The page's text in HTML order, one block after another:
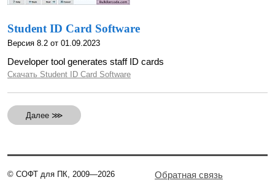
Student ID Card Software
Версия 8.2 от 01.09.2023
Developer tool generates staff ID cards
Скачать Student ID Card Software
Далее ⋙
© СОФТ для ПК, 2009—2026
Обратная связь